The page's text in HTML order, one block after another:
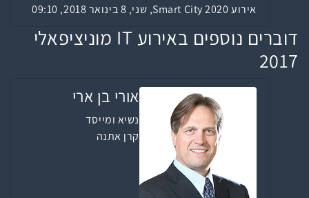
אירוע Smart City 2020, שני, 8 בינואר 2018, 09:10
דוברים נוספים באירוע IT מוניציפאלי
2017
אורי בן ארי
נשיא ומייסד
קרן אתנה